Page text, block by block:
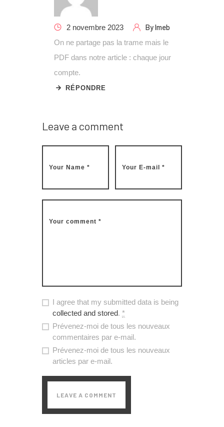
2 novembre 2023 Bylmeb
On ne partage pas la trame mais le
PDF dans notre article : chaque jour
compte.
RÉPONDRE
Leave a comment
I agree that my submitted data is being
collected and stored. *
Prévenez-moi de tous les nouveaux
commentaires par e-mail.
Prévenez-moi de tous les nouveaux
articles par e-mail.